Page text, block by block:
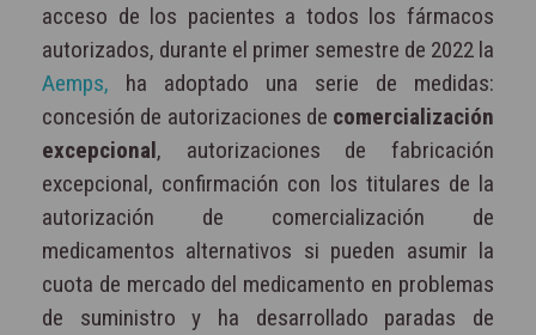
acceso de los pacientes a todos los fármacos
autorizados, durante el primer semestre de 2022 la
Aemps, ha adoptado una serie de medidas:
concesión de autorizaciones de comercialización
excepcional, autorizaciones de fabricación
excepcional, confirmación con los titulares de la
autorización de comercialización de
medicamentos alternativos si pueden asumir la
cuota de mercado del medicamento en problemas
de suministro y ha desarrollado paradas de